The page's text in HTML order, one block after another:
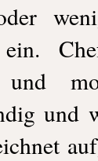
und
und